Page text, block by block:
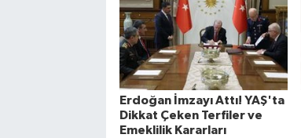
Erdoğan İmzayı Attı! YAŞ'ta
Dikkat Çeken Terfiler ve
Emeklilik Kararları